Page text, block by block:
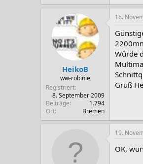
HeikoB
ww-robinie
Registriert
8. September 2009
Beiträge
1.794
Ort
Bremen
16.
Würde
Gruß
19.
OK,